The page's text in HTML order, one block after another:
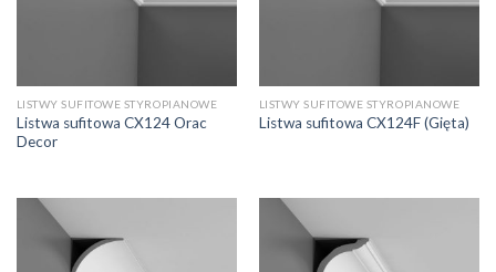
LISTWY SUFITOWE STYROPIANOWE
Listwa sufitowa CX124 Orac
Decor
LISTWY SUFITOWE STYROPIANOWE
Listwa sufitowa CX124F (Gięta)